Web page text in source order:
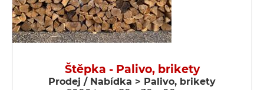
Štěpka - Palivo, brikety
Prodej / Nabídka > Palivo, brikety